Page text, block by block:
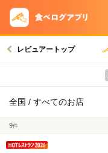
レビュアートップ
全国 / すべてのお店
9件